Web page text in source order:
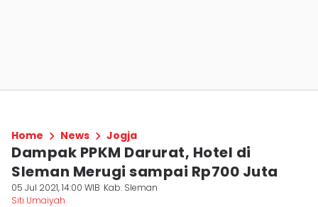
Home News Jogja
Dampak PPKM Darurat, Hotel di
Sleman Merugi sampai Rp700 Juta
05 Jul 2021, 14:00 WIB Kab. Sleman
Siti Umaiyah